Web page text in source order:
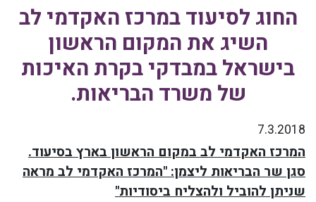
החוג לסיעוד במרכז האקדמי לב
השיג את המקום הראשון
בישראל במבדקי בקרת האיכות
של משרד הבריאות.
7.3.2018
המרכז האקדמי לב במקום הראשון בארץ בסיעוד.
סגן שר הבריאות ליצמן: "המרכז האקדמי לב מראה
שניתן להוביל ולהצליח ביסודיות"